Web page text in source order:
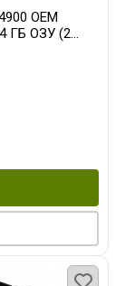
OEM
ГБ ОЗУ (2
Bit 3xDP